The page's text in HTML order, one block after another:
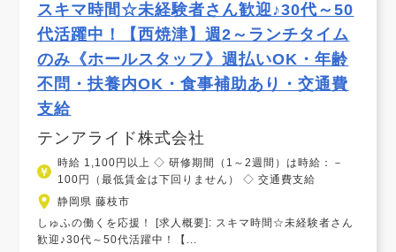
スキマ時間☆未経験者さん歓迎♪30代～50
代活躍中！【西焼津】週2～ランチタイム
のみ《ホールスタッフ》週払いOK・年齢
不問・扶養内OK・食事補助あり・交通費
支給
テンアライド株式会社
時給 1,100円以上 ◇ 研修期間（1～2週間）は時給：－
100円（最低賃金は下回りません） ◇ 交通費支給
静岡県 藤枝市
しゅふの働くを応援！ [求人概要]: スキマ時間☆未経験者さん
歓迎♪30代～50代活躍中！【...